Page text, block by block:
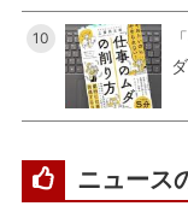
10
ニュース